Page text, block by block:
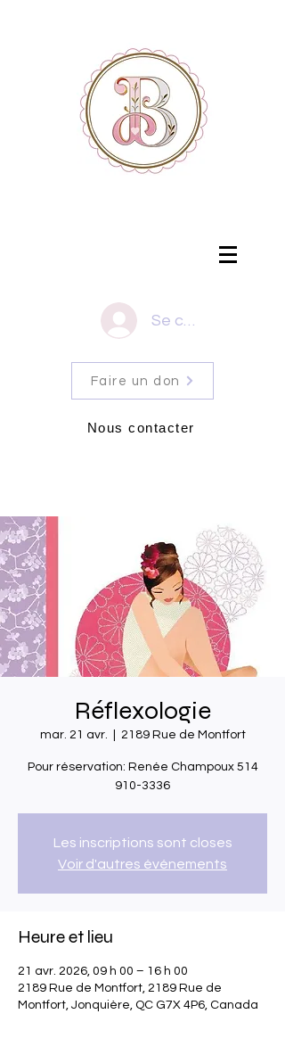
Se connecter
Faire un don
Nous contacter
Réflexologie
mar. 21 avr. 2189 Rue de Montfort
Pour réservation: Renée Champoux 514
910-3336
Les inscriptions sont closes
Voir d'autres événements
Heure et lieu
21 avr. 2026, 09 h 00 – 16 h 00
2189 Rue de Montfort, 2189 Rue de
Montfort, Jonquière, QC G7X 4P6, Canada